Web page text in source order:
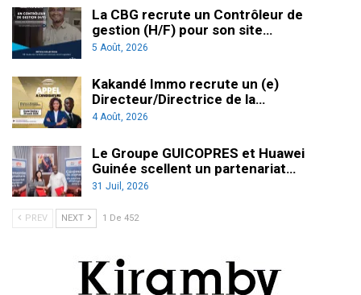
La CBG recrute un Contrôleur de
gestion (H/F) pour son site…
5 Août, 2026
Kakandé Immo recrute un (e)
Directeur/Directrice de la…
4 Août, 2026
Le Groupe GUICOPRES et Huawei
Guinée scellent un partenariat…
31 Juil, 2026
PREV NEXT 1 De 452